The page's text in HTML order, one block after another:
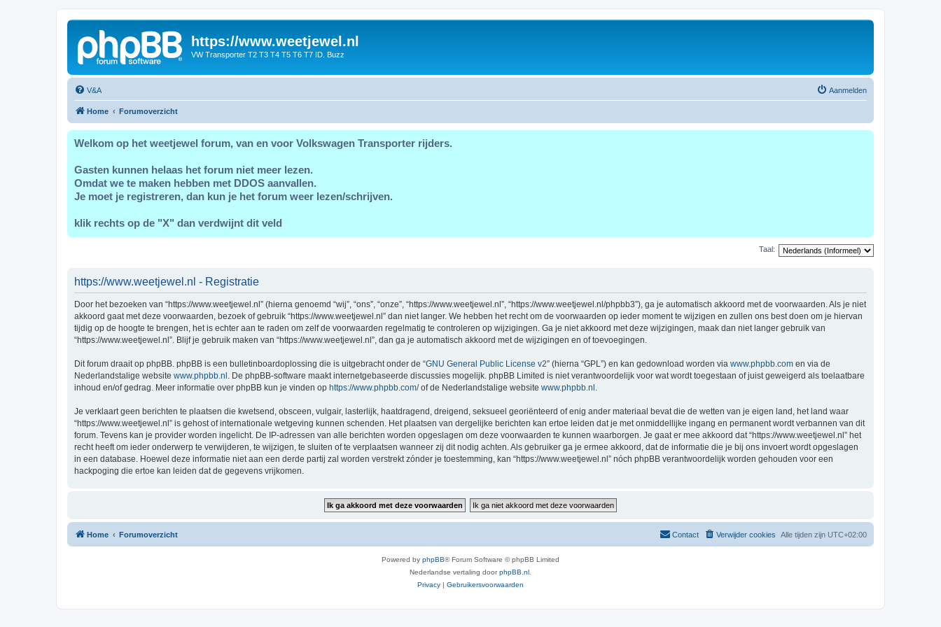
https://www.weetjewel.nl
VW Transporter T2 T3 T4 T5 T6 T7 ID. Buzz
V&A Aanmelden
Home Forumoverzicht
Welkom op het weetjewel forum, van en voor Volkswagen Transporter rijders.
Gasten kunnen helaas het forum niet meer lezen.
Omdat we te maken hebben met DDOS aanvallen.
Je moet je registreren, dan kun je het forum weer lezen/schrijven.
klik rechts op de "X" dan verdwijnt dit veld
Taal:
https://www.weetjewel.nl - Registratie
Door het bezoeken van “https://www.weetjewel.nl” (hierna genoemd “wij”, “ons”, “onze”, “https://www.weetjewel.nl”, “https://www.weetjewel.nl/phpbb3”), ga je automatisch akkoord met de voorwaarden. Als je niet
akkoord gaat met deze voorwaarden, bezoek of gebruik “https://www.weetjewel.nl” dan niet langer. We hebben het recht om de voorwaarden op ieder moment te wijzigen en zullen ons best doen om je hiervan
tijdig op de hoogte te brengen, het is echter aan te raden om zelf de voorwaarden regelmatig te controleren op wijzigingen. Ga je niet akkoord met deze wijzigingen, maak dan niet langer gebruik van
“https://www.weetjewel.nl”. Blijf je gebruik maken van “https://www.weetjewel.nl”, dan ga je automatisch akkoord met de wijzigingen en of toevoegingen.
Dit forum draait op phpBB. phpBB is een bulletinboardoplossing die is uitgebracht onder de “GNU General Public License v2” (hierna “GPL”) en kan gedownload worden via www.phpbb.com en via de
Nederlandstalige website www.phpbb.nl . De phpBB-software maakt internetgebaseerde discussies mogelijk. phpBB Limited is niet verantwoordelijk voor wat wordt toegestaan of juist geweigerd als toelaatbare
inhoud en/of gedrag. Meer informatie over phpBB kun je vinden op https://www.phpbb.com/of de Nederlandstalige website www.phpbb.nl .
Je verklaart geen berichten te plaatsen die kwetsend, obsceen, vulgair, lasterlijk, haatdragend, dreigend, seksueel georiënteerd of enig ander materiaal bevat die de wetten van je eigen land, het land waar
“https://www.weetjewel.nl” is gehost of internationale wetgeving kunnen schenden. Het plaatsen van dergelijke berichten kan ertoe leiden dat je met onmiddellijke ingang en permanent wordt verbannen van dit
forum. Tevens kan je provider worden ingelicht. De IP-adressen van alle berichten worden opgeslagen om deze voorwaarden te kunnen waarborgen. Je gaat er mee akkoord dat “https://www.weetjewel.nl” het
recht heeft om ieder onderwerp te verwijderen, te wijzigen, te sluiten of te verplaatsen wanneer zij dit nodig achten. Als gebruiker ga je ermee akkoord, dat de informatie die je bij ons invoert wordt opgeslagen
in een database. Hoewel deze informatie niet aan een derde partij zal worden verstrekt zónder je toestemming, kan “https://www.weetjewel.nl” nóch phpBB verantwoordelijk worden gehouden voor een
hackpoging die ertoe kan leiden dat de gegevens vrijkomen.
Home Forumoverzicht Alle tijden zijn UTC+02:00
Verwijder cookies
Contact
Powered by phpBB® Forum Software © phpBB Limited
Nederlandse vertaling doorphpBB.nl
Privacy | Gebruikersvoorwaarden